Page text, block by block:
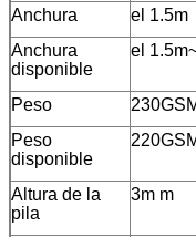
Anchura
el 1.5m
Anchura
disponible
el
Peso
Peso
disponible
Altura de la
pila
3m m